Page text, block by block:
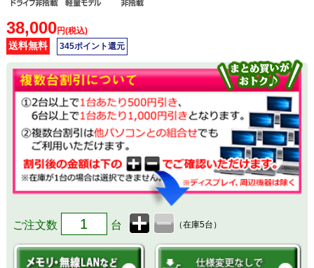
38,000円(税込)
送料無料 345ポイント還元
ご注文数 台 （在庫5台）